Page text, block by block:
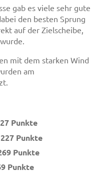
gab es viele sehr gute
den besten Sprung
auf der Zielscheibe,
mit dem starken Wind
am
Punkte
Punkte
Punkte
Punkte